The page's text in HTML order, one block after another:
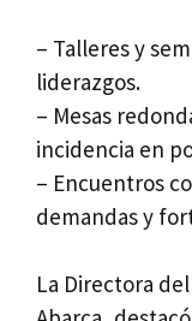
– Talleres y
liderazgos.
– Mesas
incidencia en
– Encuentros
demandas y
La Directora